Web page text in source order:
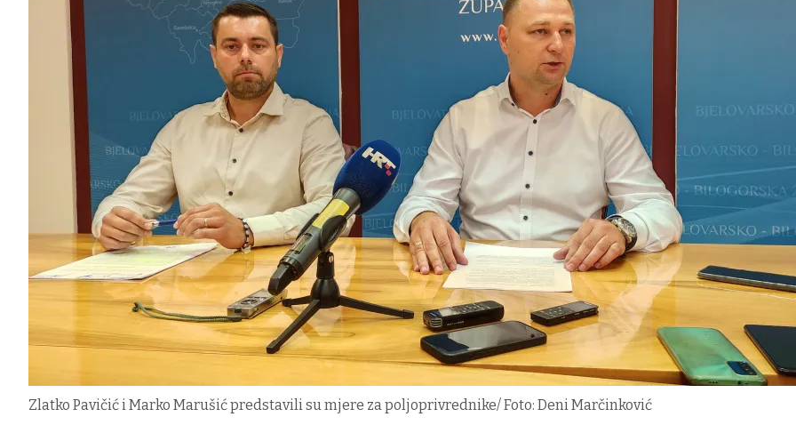
Zlatko Pavičić i Marko Marušić predstavili su mjere za poljoprivrednike/ Foto: Deni Marčinković